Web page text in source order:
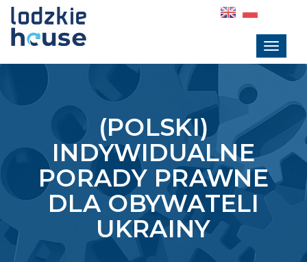
Skip
navigation
(POLSKI)
LODZKIE
HOUSE
EnglishWersja
(POLSKI)
INDYWIDUALNE
PORADY PRAWNE
DLA OBYWATELI
UKRAINY